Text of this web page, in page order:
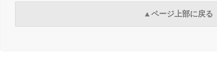
▲ページ上部に戻る